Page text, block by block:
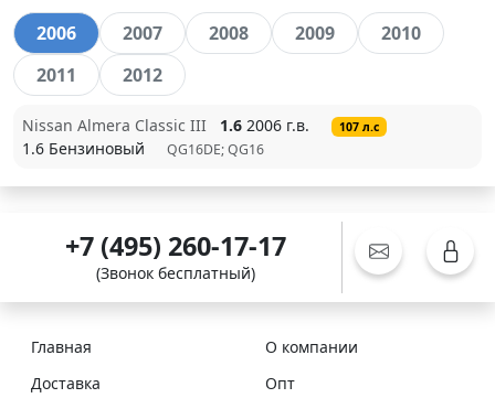
2006 2007 2008 2009
2010
2011
2012
Nissan Almera Classic III 1.6 2006 г.в. 107 л.с
1.6 Бензиновый QG16DE; QG16
+7 (495) 260-17-17
(Звонок бесплатный)
Главная
О компании
Доставка
Опт